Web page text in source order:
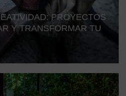
PROYECTOS
Y TRANSFORMAR TU